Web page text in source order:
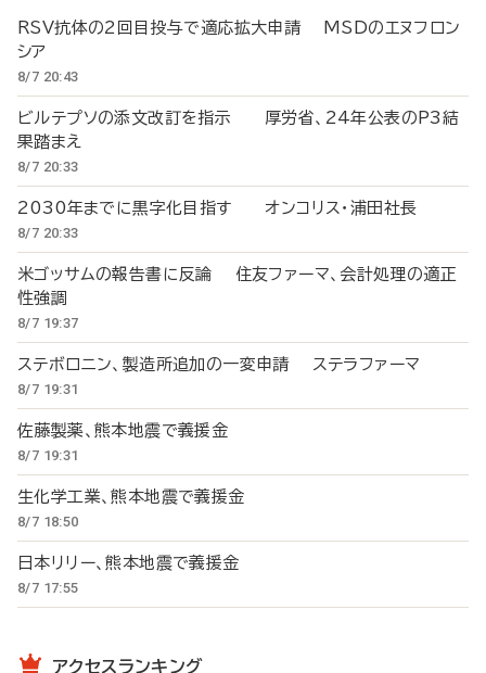
RSV抗体の2回目投与で適応拡大申請 MSDのエヌフロン
シア
8/7 20:43
ビルテプソの添文改訂を指示 厚労省、24年公表のP3結
果踏まえ
8/7 20:33
2030年までに黒字化目指す オンコリス・浦田社長
8/7 20:33
米ゴッサムの報告書に反論 住友ファーマ、会計処理の適正
性強調
8/7 19:37
ステボロニン、製造所追加の一変申請 ステラファーマ
8/7 19:31
佐藤製薬、熊本地震で義援金
8/7 19:31
生化学工業、熊本地震で義援金
8/7 18:50
日本リリー、熊本地震で義援金
8/7 17:55
アクセスランキング